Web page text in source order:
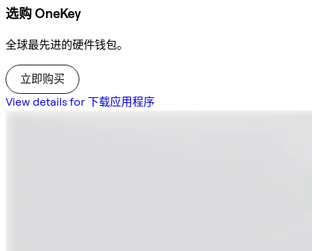
选购 OneKey
全球最先进的硬件钱包。
立即购买
View details for 下载应用程序